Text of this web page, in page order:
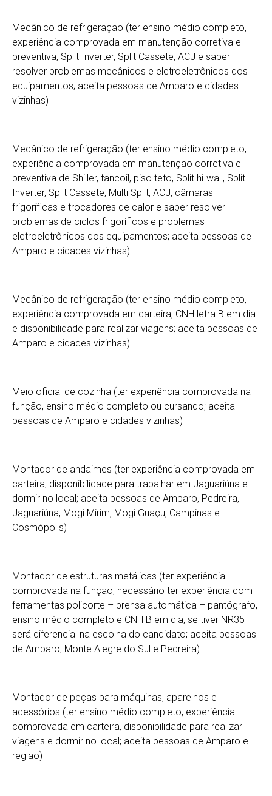
Mecânico de refrigeração (ter ensino médio completo,
experiência comprovada em manutenção corretiva e
preventiva, Split Inverter, Split Cassete, ACJ e saber
resolver problemas mecânicos e eletroeletrônicos dos
equipamentos; aceita pessoas de Amparo e cidades
vizinhas)
Mecânico de refrigeração (ter ensino médio completo,
experiência comprovada em manutenção corretiva e
preventiva de Shiller, fancoil, piso teto, Split hi-wall, Split
Inverter, Split Cassete, Multi Split, ACJ, câmaras
frigoríficas e trocadores de calor e saber resolver
problemas de ciclos frigoríficos e problemas
eletroeletrônicos dos equipamentos; aceita pessoas de
Amparo e cidades vizinhas)
Mecânico de refrigeração (ter ensino médio completo,
experiência comprovada em carteira, CNH letra B em dia
e disponibilidade para realizar viagens; aceita pessoas de
Amparo e cidades vizinhas)
Meio oficial de cozinha (ter experiência comprovada na
função, ensino médio completo ou cursando; aceita
pessoas de Amparo e cidades vizinhas)
Montador de andaimes (ter experiência comprovada em
carteira, disponibilidade para trabalhar em Jaguariúna e
dormir no local; aceita pessoas de Amparo, Pedreira,
Jaguariúna, Mogi Mirim, Mogi Guaçu, Campinas e
Cosmópolis)
Montador de estruturas metálicas (ter experiência
comprovada na função, necessário ter experiência com
ferramentas policorte – prensa automática – pantógrafo,
ensino médio completo e CNH B em dia, se tiver NR35
será diferencial na escolha do candidato; aceita pessoas
de Amparo, Monte Alegre do Sul e Pedreira)
Montador de peças para máquinas, aparelhos e
acessórios (ter ensino médio completo, experiência
comprovada em carteira, disponibilidade para realizar
viagens e dormir no local; aceita pessoas de Amparo e
região)